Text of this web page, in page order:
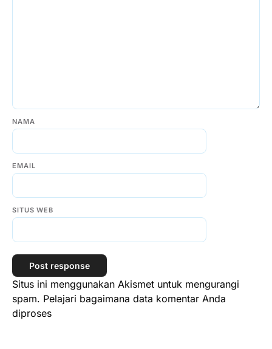
NAMA
EMAIL
SITUS WEB
Situs ini menggunakan Akismet untuk mengurangi
spam. Pelajari bagaimana data komentar Anda
diproses